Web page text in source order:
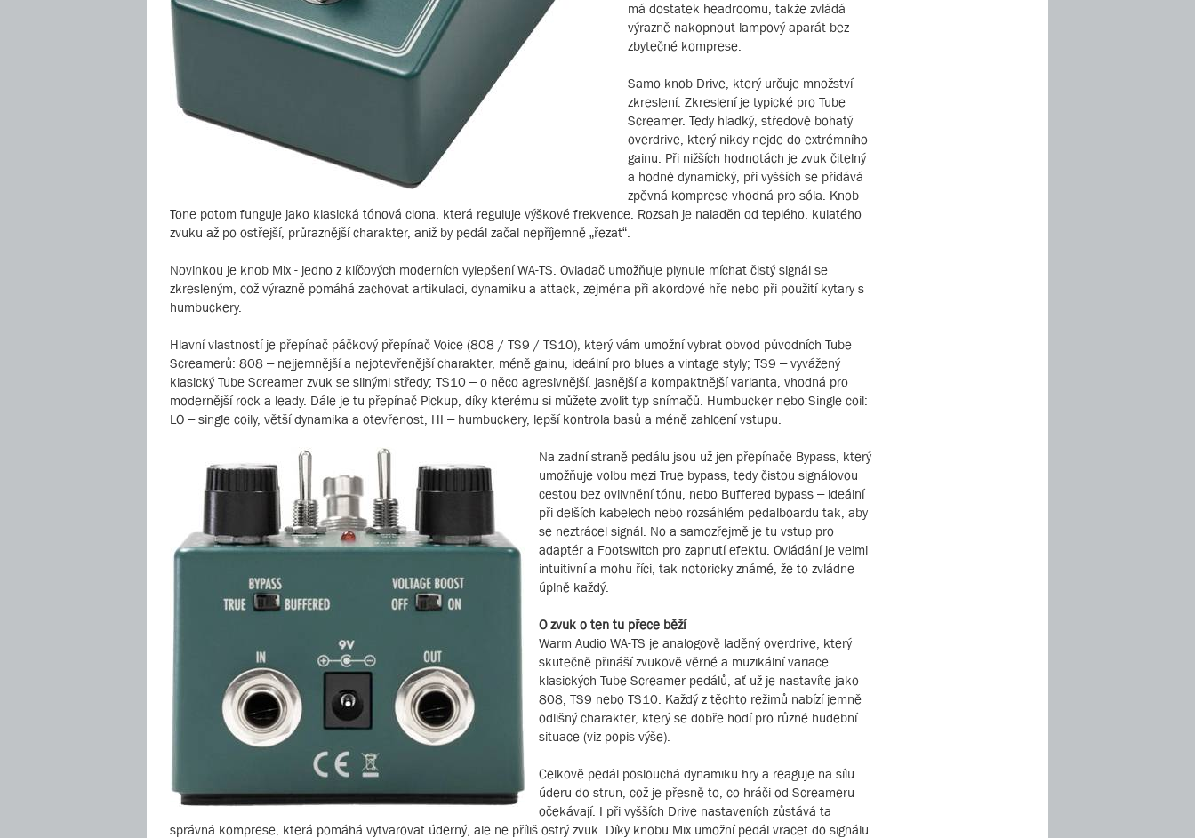
má dostatek headroomu, takže zvládá
výrazně nakopnout lampový aparát bez
zbytečné komprese.
Samo knob Drive, který určuje množství
zkreslení. Zkreslení je typické pro Tube
Screamer. Tedy hladký, středově bohatý
overdrive, který nikdy nejde do extrémního
gainu. Při nižších hodnotách je zvuk čitelný
a hodně dynamický, při vyšších se přidává
zpěvná komprese vhodná pro sóla. Knob
Tone potom funguje jako klasická tónová clona, která reguluje výškové frekvence. Rozsah je naladěn od teplého, kulatého
zvuku až po ostřejší, průraznější charakter, aniž by pedál začal nepříjemně „řezat“.
Novinkou je knob Mix - jedno z klíčových moderních vylepšení WA-TS. Ovladač umožňuje plynule míchat čistý signál se
zkresleným, což výrazně pomáhá zachovat artikulaci, dynamiku a attack, zejména při akordové hře nebo při použití kytary s
humbuckery.
Hlavní vlastností je přepínač páčkový přepínač Voice (808 / TS9 / TS10), který vám umožní vybrat obvod původních Tube
Screamerů: 808 – nejjemnější a nejotevřenější charakter, méně gainu, ideální pro blues a vintage styly; TS9 – vyvážený
klasický Tube Screamer zvuk se silnými středy; TS10 – o něco agresivnější, jasnější a kompaktnější varianta, vhodná pro
modernější rock a leady. Dále je tu přepínač Pickup, díky kterému si můžete zvolit typ snímačů. Humbucker nebo Single coil:
LO – single coily, větší dynamika a otevřenost, HI – humbuckery, lepší kontrola basů a méně zahlcení vstupu.
Na zadní straně pedálu jsou už jen přepínače Bypass, který
umožňuje volbu mezi True bypass, tedy čistou signálovou
cestou bez ovlivnění tónu, nebo Buffered bypass – ideální
při delších kabelech nebo rozsáhlém pedalboardu tak, aby
se neztrácel signál. No a samozřejmě je tu vstup pro
adaptér a Footswitch pro zapnutí efektu. Ovládání je velmi
intuitivní a mohu říci, tak notoricky známé, že to zvládne
úplně každý.
O zvuk o ten tu přece běží
Warm Audio WA-TS je analogově laděný overdrive, který
skutečně přináší zvukově věrné a muzikální variace
klasických Tube Screamer pedálů, ať už je nastavíte jako
808, TS9 nebo TS10. Každý z těchto režimů nabízí jemně
odlišný charakter, který se dobře hodí pro různé hudební
situace (viz popis výše).
Celkově pedál poslouchá dynamiku hry a reaguje na sílu
úderu do strun, což je přesně to, co hráči od Screameru
očekávají. I při vyšších Drive nastaveních zůstává ta
správná komprese, která pomáhá vytvarovat úderný, ale ne příliš ostrý zvuk. Díky knobu Mix umožní pedál vracet do signálu